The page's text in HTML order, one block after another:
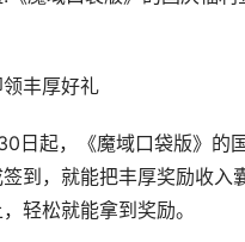
丰厚好礼
起，《魔域口袋版》的国
到，就能把丰厚奖励收入
轻松就能拿到奖励。